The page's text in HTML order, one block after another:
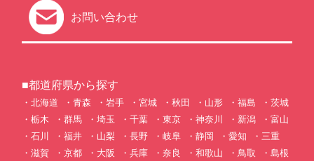
お問い合わせ
■都道府県から探す
北海道 青森 岩手 宮城 秋田 山形 福島
茨城
栃木
群馬 埼玉 千葉 東京 神奈川 新潟
富山
石川
福井 山梨 長野 岐阜 静岡 愛知
三重
滋賀
京都 大阪 兵庫 奈良 和歌山 鳥取
島根